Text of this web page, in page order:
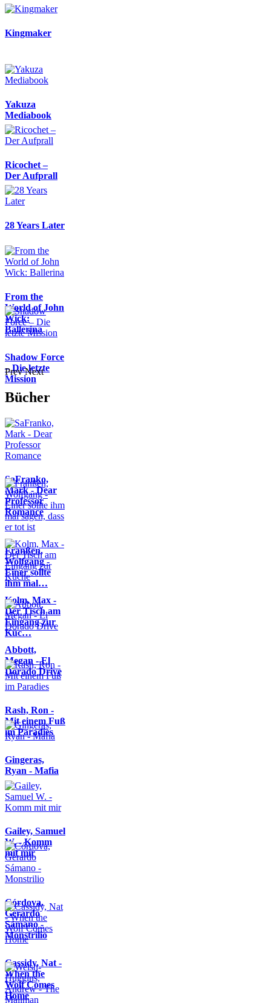
Kingmaker
Yakuza
Mediabook
Ricochet –
Der Aufprall
28 Years Later
From the
World of John
Wick:
Ballerina
Shadow Force
– Die letzte
Mission
Prev Next
Bücher
SaFranko,
Mark - Dear
Professor
Romance
Franßen,
Wolfgang -
Einer sollte
ihm mal…
Kolm, Max -
Der Tisch am
Eingang zur
Küc…
Abbott,
Megan - El
Dorado Drive
Rash, Ron -
Mit einem Fuß
im Paradies
Gingeras,
Ryan - Mafia
Gailey, Samuel
W. - Komm
mit mir
Córdova,
Gerardo
Sámano -
Monstrilio
Cassidy, Nat -
When the
Wolf Comes
Home